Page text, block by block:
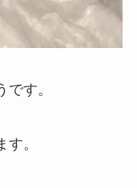
す。
。